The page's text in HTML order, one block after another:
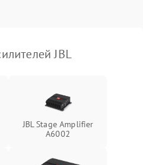
JBL
JBL Stage Amplifier
A6002